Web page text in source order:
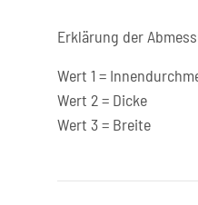
Erklärung der
Wert 1 =
Wert 2 = Dicke
Wert 3 = Breite